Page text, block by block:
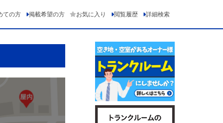
ての方 掲載希望の方 お気に入り 閲覧履歴 詳細検索